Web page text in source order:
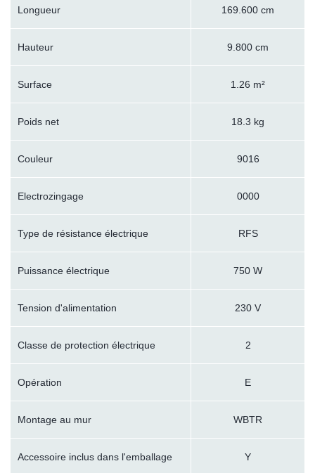
Longueur 169.600 cm
Hauteur 9.800 cm
Surface 1.26 m²
Poids net 18.3 kg
Couleur 9016
Electrozingage 0000
Type de résistance électrique RFS
Puissance électrique 750 W
Tension d'alimentation 230 V
Classe de protection électrique 2
Opération E
Montage au mur WBTR
Accessoire inclus dans l'emballage Y